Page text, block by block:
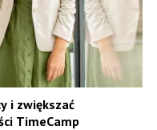
i zwiększać
TimeCamp